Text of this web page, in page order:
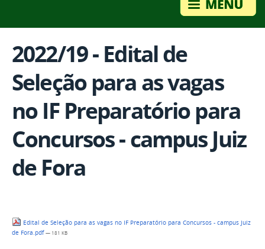
2022/19 - Edital de
Seleção para as vagas
no IF Preparatório para
Concursos - campus Juiz
de Fora
Edital de Seleção para as vagas no IF Preparatório para Concursos - campus Juiz
de Fora.pdf— 181 KB